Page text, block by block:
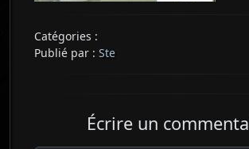
Catégories :
Publié par : Ste
Écrire un